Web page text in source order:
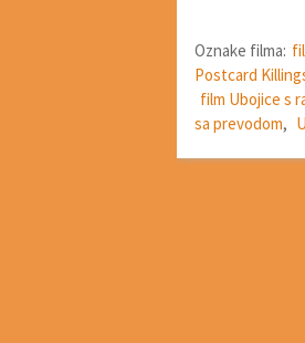
Oznake filma:
Postcard
film Ubojice s
sa prevodom,